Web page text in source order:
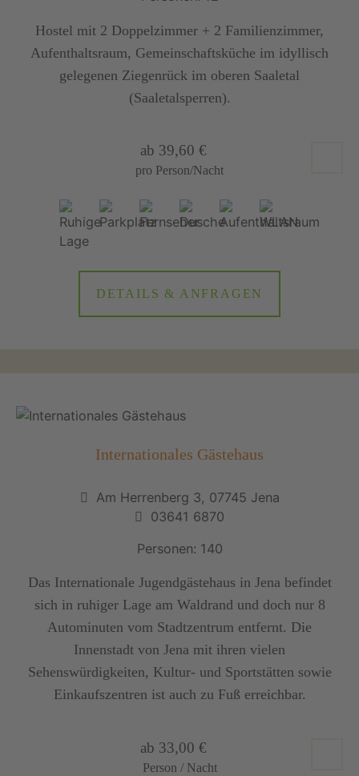
Hostel mit 2 Doppelzimmer + 2 Familienzimmer,
Aufenthaltsraum, Gemeinschaftsküche im idyllisch
gelegenen Ziegenrück im oberen Saaletal
(Saaletalsperren).
ab 39,60 €
pro Person/Nacht
DETAILS & ANFRAGEN
Internationales Gästehaus
Am Herrenberg 3, 07745 Jena
03641 6870
Personen: 140
Das Internationale Jugendgästehaus in Jena befindet
sich in ruhiger Lage am Waldrand und doch nur 8
Autominuten vom Stadtzentrum entfernt. Die
Innenstadt von Jena mit ihren vielen
Sehenswürdigkeiten, Kultur- und Sportstätten sowie
Einkaufszentren ist auch zu Fuß erreichbar.
ab 33,00 €
Person / Nacht